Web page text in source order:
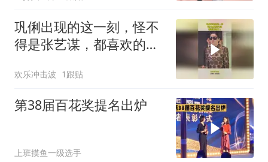
巩俐出现的这一刻，怪不
得是张艺谋，都喜欢的女
欢乐冲击波 1跟贴
第38届百花奖提名出炉
上班摸鱼一级选手